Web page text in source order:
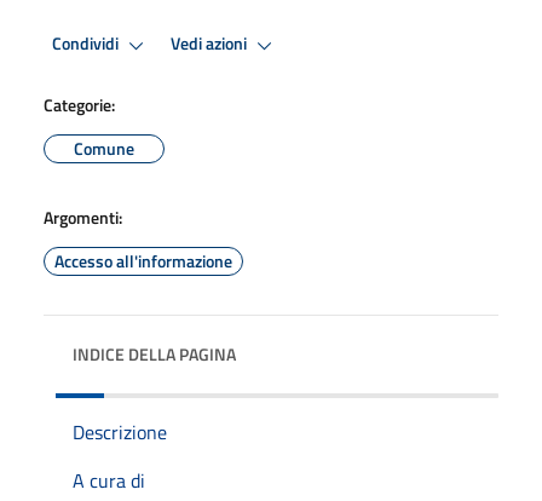
Condividi Vedi azioni
Categorie:
Comune
Argomenti:
Accesso all'informazione
INDICE DELLA PAGINA
Descrizione
A cura di